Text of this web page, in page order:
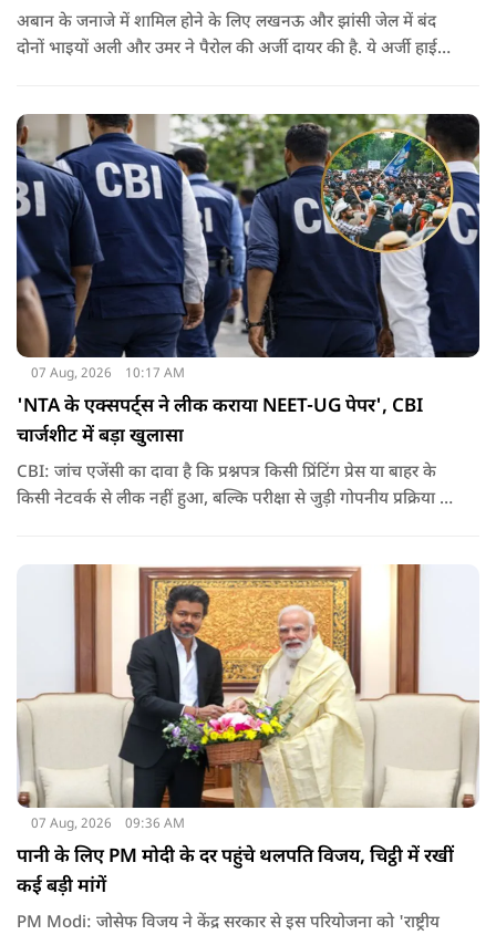
अबान के जनाजे में शामिल होने के लिए लखनऊ और झांसी जेल में बंद
दोनों भाइयों अली और उमर ने पैरोल की अर्जी दायर की है. ये अर्जी हाई
07 Aug, 2026 10:17 AM
'NTA के एक्सपर्ट्स ने लीक कराया NEET-UG पेपर', CBI
चार्जशीट में बड़ा खुलासा
CBI: जांच एजेंसी का दावा है कि प्रश्नपत्र किसी प्रिंटिंग प्रेस या बाहर के
किसी नेटवर्क से लीक नहीं हुआ, बल्कि परीक्षा से जुड़ी गोपनीय प्रक्रिया में
07 Aug, 2026 09:36 AM
पानी के लिए PM मोदी के दर पहुंचे थलपति विजय, चिट्ठी में रखीं
कई बड़ी मांगें
PM Modi: जोसेफ विजय ने केंद्र सरकार से इस परियोजना को 'राष्ट्रीय